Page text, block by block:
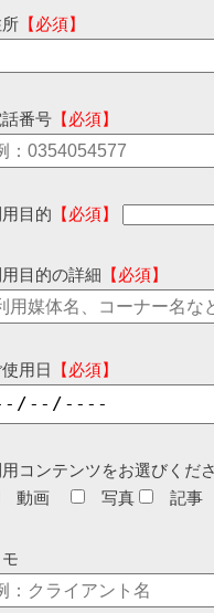
【必須】
話番号 【必須】
目的 【必須】
目的の詳細 【必須】
使用日 【必須】
コンテンツをお選びくだ
動画
写真 記事
モ